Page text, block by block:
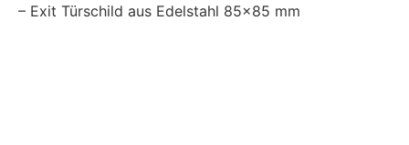
– Exit Türschild aus Edelstahl 85×85 mm